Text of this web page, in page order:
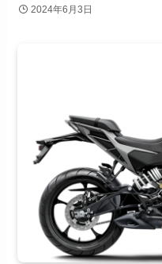
2024年6月3日